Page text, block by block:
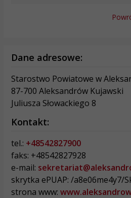
Dane adresowe:
Starostwo Powiatowe w
87-700 Aleksandrów Kujawski
Juliusza Słowackiego 8
Kontakt:
tel.: +48542827900
faks: +48542827928
e-mail:
skrytka ePUAP: /a8e06me4y7/
strona www: